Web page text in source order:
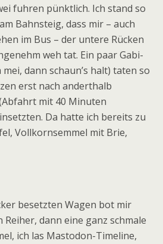
fuhren pünktlich. Ich stand so
Bahnsteig, dass mir – auch
im Bus – der untere Rücken
weh tat. Ein paar Gabi-
dann schaun’s halt) taten so
erst nach anderthalb
mit 40 Minuten
Da hatte ich bereits zu
Vollkornsemmel mit Brie,
besetzten Wagen bot mir
dann eine ganz schmale
ich las Mastodon-Timeline,